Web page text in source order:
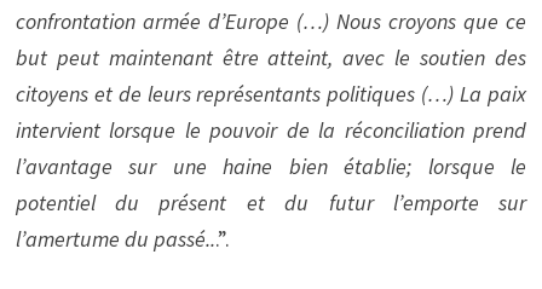
confrontation armée d’Europe (…) Nous croyons que ce
but peut maintenant être atteint, avec le soutien des
citoyens et de leurs représentants politiques (…) La paix
intervient lorsque le pouvoir de la réconciliation prend
l’avantage sur une haine bien établie; lorsque le
potentiel du présent et du futur l’emporte sur
l’amertume du passé...”.